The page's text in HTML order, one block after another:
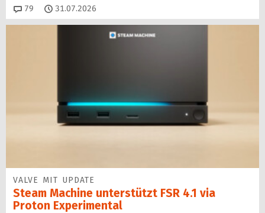
79 Kommentare
31.07.2026
VALVE MIT UPDATE
Steam Machine unterstützt FSR 4.1 via
Proton Experimental